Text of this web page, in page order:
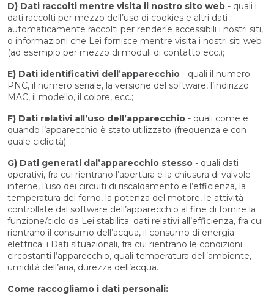
D) Dati raccolti mentre visita il nostro sito web - quali i
dati raccolti per mezzo dell’uso di cookies e altri dati
automaticamente raccolti per renderle accessibili i nostri siti,
o informazioni che Lei fornisce mentre visita i nostri siti web
(ad esempio per mezzo di moduli di contatto ecc.);
E) Dati identificativi dell’apparecchio - quali il numero
PNC, il numero seriale, la versione del software, l’indirizzo
MAC, il modello, il colore, ecc.;
F) Dati relativi all’uso dell’apparecchio - quali come e
quando l’apparecchio è stato utilizzato (frequenza e con
quale ciclicità);
G) Dati generati dal’apparecchio stesso - quali dati
operativi, fra cui rientrano l’apertura e la chiusura di valvole
interne, l’uso dei circuiti di riscaldamento e l’efficienza, la
temperatura del forno, la potenza del motore, le attività
controllate dal software dell’apparecchio al fine di fornire la
funzione/ciclo da Lei stabilita; dati relativi all’efficienza, fra cui
rientrano il consumo dell’acqua, il consumo di energia
elettrica; i Dati situazionali, fra cui rientrano le condizioni
circostanti l’apparecchio, quali temperatura dell’ambiente,
umidità dell’aria, durezza dell’acqua.
Come raccogliamo i dati personali: